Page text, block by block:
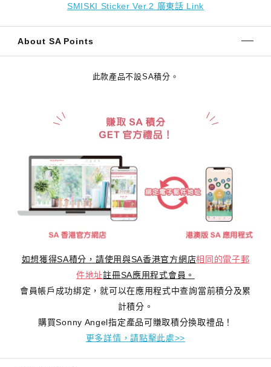
SMISKI Sticker Ver.2 廣東話 Link
About SA Points
此款產品不設SA積分。
如想獲得SA積分，請使用與SA香港官方網店相同的電子郵
件地址註冊SA應用程式會員。
會員帳戶成功綁定，就可以在應用程式中查詢當前積分及累
計積分。
購買Sonny Angel指定產品可賺取積分換取禮品！
更多詳情，請點擊此處>>